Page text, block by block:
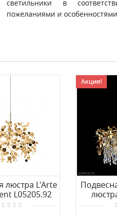
светильники в
пожеланиями и
люстра L'Arte
L05205.92
Акция!
ROMEO